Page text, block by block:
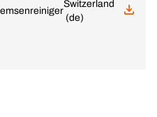
Switzerland
(de)